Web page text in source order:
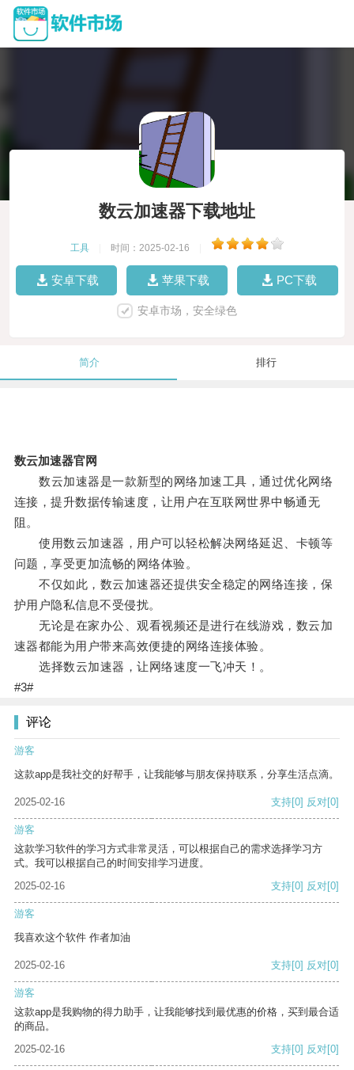
数云加速器下载地址
工具 时间：2025-02-16
安卓下载 苹果下载 PC下载
安卓市场，安全绿色
简介 排行
数云加速器官网
数云加速器是一款新型的网络加速工具，通过优化网络
连接，提升数据传输速度，让用户在互联网世界中畅通无
阻。
使用数云加速器，用户可以轻松解决网络延迟、卡顿等
问题，享受更加流畅的网络体验。
不仅如此，数云加速器还提供安全稳定的网络连接，保
护用户隐私信息不受侵扰。
无论是在家办公、观看视频还是进行在线游戏，数云加
速器都能为用户带来高效便捷的网络连接体验。
选择数云加速器，让网络速度一飞冲天！。
#3#
评论
游客
这款app是我社交的好帮手，让我能够与朋友保持联系，分享生活点滴。
2025-02-16 支持[0] 反对[0]
游客
这款学习软件的学习方式非常灵活，可以根据自己的需求选择学习方
式。我可以根据自己的时间安排学习进度。
2025-02-16
支持[0] 反对[0]
游客
我喜欢这个软件 作者加油
2025-02-16 支持[0] 反对[0]
游客
这款app是我购物的得力助手，让我能够找到最优惠的价格，买到最合适
的商品。
2025-02-16
支持[0] 反对[0]